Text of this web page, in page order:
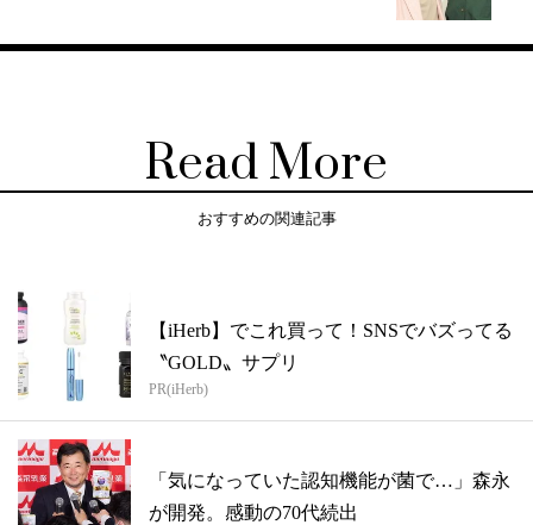
Read More
おすすめの関連記事
【iHerb】でこれ買って！SNSでバズってる
〝GOLD〟サプリ
PR(iHerb)
「気になっていた認知機能が菌で…」森永
が開発。感動の70代続出